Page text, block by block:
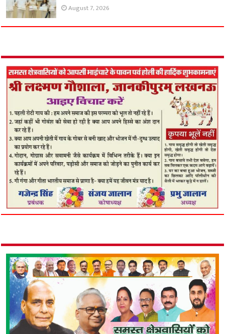
August 7, 2026